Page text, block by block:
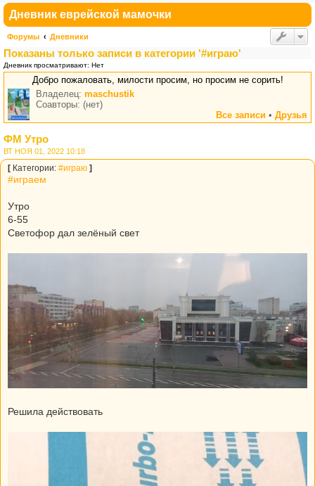
Дневник еврейской мамочки
Форумы Дневники
Показаны только записи в категории '#играю'
Дневник просматривают: Нет
Добро пожаловать, милости просим, но просим не сорить!
Владелец: maschustik
Соавторы: (нет)
Все записи • Друзья
ФМ Утро
ВТ НОЯ 01, 2022 10:18
[ Категории: #играю ]
#играем
Утро
6-55
Светофор дал зелёный свет
Решила действовать